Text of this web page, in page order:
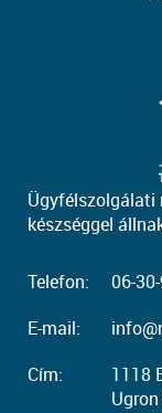
Ügyfélszolgálati
készséggel
Telefon:
06-
E-mail:
Cím:
1118